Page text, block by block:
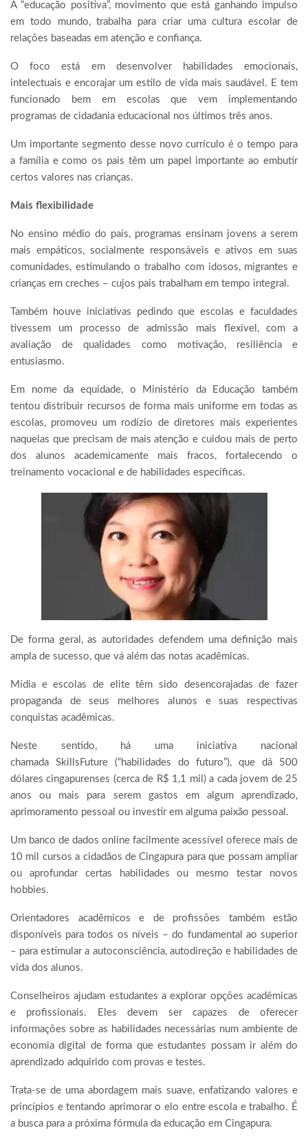
A “educação positiva”, movimento que está ganhando impulso
em todo mundo, trabalha para criar uma cultura escolar de
relações baseadas em atenção e confiança.
O foco está em desenvolver habilidades emocionais,
intelectuais e encorajar um estilo de vida mais saudável. E tem
funcionado bem em escolas que vem implementando
programas de cidadania educacional nos últimos três anos.
Um importante segmento desse novo currículo é o tempo para
a família e como os pais têm um papel importante ao embutir
certos valores nas crianças.
Mais flexibilidade
No ensino médio do país, programas ensinam jovens a serem
mais empáticos, socialmente responsáveis e ativos em suas
comunidades, estimulando o trabalho com idosos, migrantes e
crianças em creches – cujos pais trabalham em tempo integral.
Também houve iniciativas pedindo que escolas e faculdades
tivessem um processo de admissão mais flexível, com a
avaliação de qualidades como motivação, resiliência e
entusiasmo.
Em nome da equidade, o Ministério da Educação também
tentou distribuir recursos de forma mais uniforme em todas as
escolas, promoveu um rodízio de diretores mais experientes
naquelas que precisam de mais atenção e cuidou mais de perto
dos alunos academicamente mais fracos, fortalecendo o
treinamento vocacional e de habilidades específicas.
De forma geral, as autoridades defendem uma definição mais
ampla de sucesso, que vá além das notas acadêmicas.
Mídia e escolas de elite têm sido desencorajadas de fazer
propaganda de seus melhores alunos e suas respectivas
conquistas acadêmicas.
Neste sentido, há uma iniciativa nacional
chamada SkillsFuture (“habilidades do futuro”), que dá 500
dólares cingapurenses (cerca de R$ 1,1 mil) a cada jovem de 25
anos ou mais para serem gastos em algum aprendizado,
aprimoramento pessoal ou investir em alguma paixão pessoal.
Um banco de dados online facilmente acessível oferece mais de
10 mil cursos a cidadãos de Cingapura para que possam ampliar
ou aprofundar certas habilidades ou mesmo testar novos
hobbies.
Orientadores acadêmicos e de profissões também estão
disponíveis para todos os níveis – do fundamental ao superior
– para estimular a autoconsciência, autodireção e habilidades de
vida dos alunos.
Conselheiros ajudam estudantes a explorar opções acadêmicas
e profissionais. Eles devem ser capazes de oferecer
informações sobre as habilidades necessárias num ambiente de
economia digital de forma que estudantes possam ir além do
aprendizado adquirido com provas e testes.
Trata-se de uma abordagem mais suave, enfatizando valores e
princípios e tentando aprimorar o elo entre escola e trabalho. É
a busca para a próxima fórmula da educação em Cingapura.